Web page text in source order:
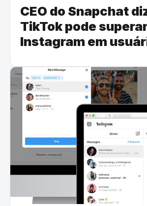
CEO do Snapchat
TikTok pode
Instagram em